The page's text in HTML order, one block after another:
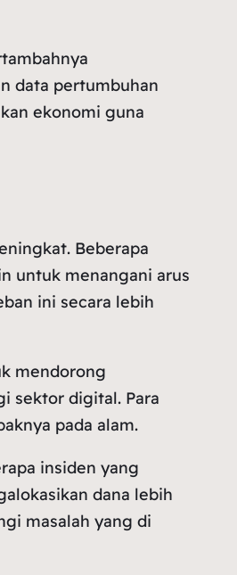
data pertumbuhan
ekonomi guna
Beberapa
untuk menangani arus
ini secara lebih
mendorong
sektor digital. Para
pada alam.
insiden yang
dana lebih
masalah yang di